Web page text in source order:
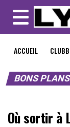
MENU
ACCUEIL
BONS PLANS
Où sortir à